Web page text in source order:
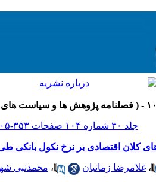
جلد ۳۰ شماره ۱۰۴ صفحات ۳۵۳-۳۰۵
کلان اقتصادی بر نرخ نکول بانکی
، غلامرضا زمانیان ، محمدنبی